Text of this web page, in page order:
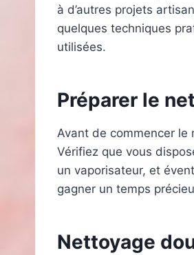
à d’autres projets
quelques techniques
utilisées.
Préparer le
Avant de commencer le
Vérifiez que vous
un vaporisateur, et
gagner un temps
Nettoyage